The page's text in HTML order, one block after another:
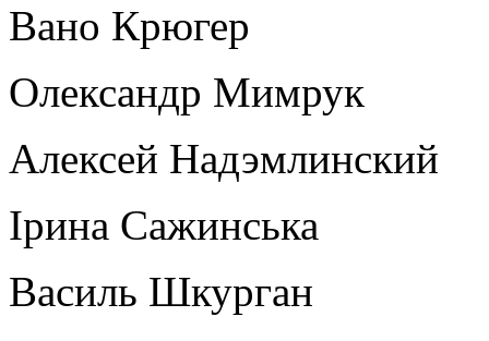
Вано Крюгер
Олександр Мимрук
Алексей Надэмлинский
Ірина Сажинська
Василь Шкурган